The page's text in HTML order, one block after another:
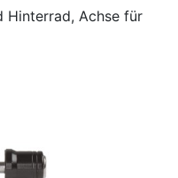
Hinterrad, Achse für